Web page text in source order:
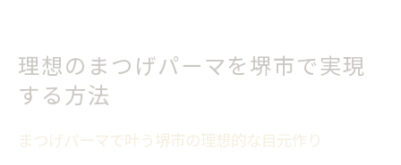
景
堺市のまつげパーマで失敗しないサロン選
理想のまつげパーマを堺市で実現
する方法
まつげパーマで叶う堺市の理想的な目元作り